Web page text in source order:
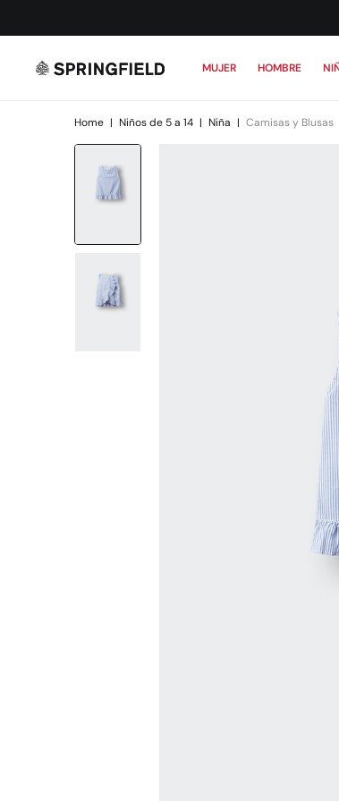
MUJER HOMBRE
Home | Niños de 5 a 14 | Niña | Camisas y Blusas